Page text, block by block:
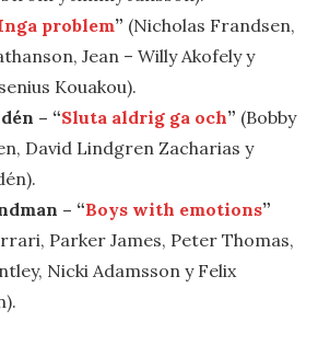
problem” (Nicholas Frandsen,
Jean – Willy Akofely y
Kouakou).
– “Sluta aldrig ga och” (Bobby
David Lindgren Zacharias y
– “Boys with emotions”
Parker James, Peter Thomas,
Nicki Adamsson y Felix